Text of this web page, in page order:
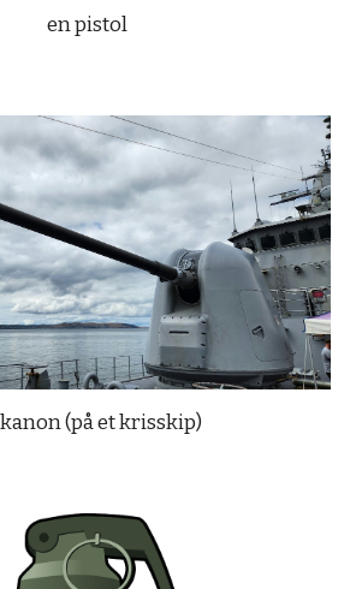
en pistol
(på et krisskip)